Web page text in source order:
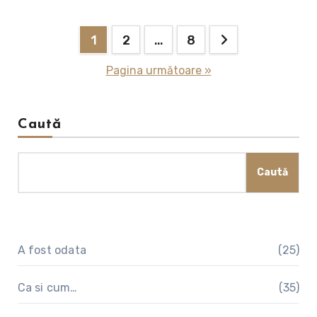
Paginație
1 2 … 8
Pagina următoare »
Caută
Caută
A fost odata (25)
Ca si cum… (35)